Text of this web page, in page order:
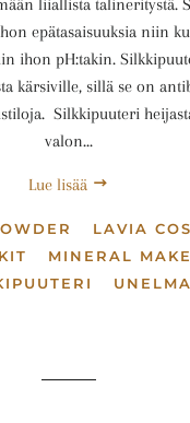
liiallista talineritystä.
epätasaisuuksia niin
ihon pH:takin.
kärsiville, sillä se on
Silkkipuuteri
valon...
Lue lisää
LAVIA
MINERAL